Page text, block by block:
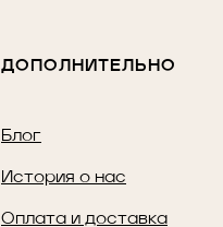
ДОПОЛНИТЕЛЬНО
Блог
История о нас
Оплата и доставка